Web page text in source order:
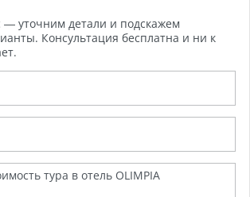
— уточним детали и подскажем
Консультация бесплатна и ни к